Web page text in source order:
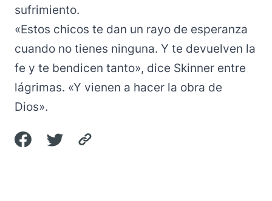
sufrimiento.
«Estos chicos te dan un rayo de esperanza
cuando no tienes ninguna. Y te devuelven la
fe y te bendicen tanto», dice Skinner entre
lágrimas. «Y vienen a hacer la obra de
Dios».